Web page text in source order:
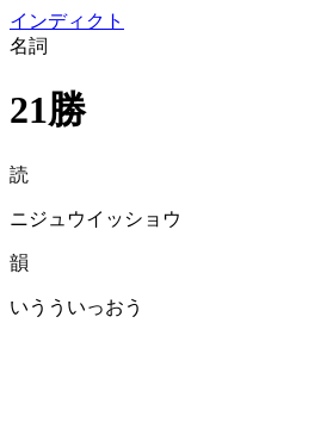
インディクト
名詞
21勝
読
ニジュウイッショウ
韻
いうういっおう